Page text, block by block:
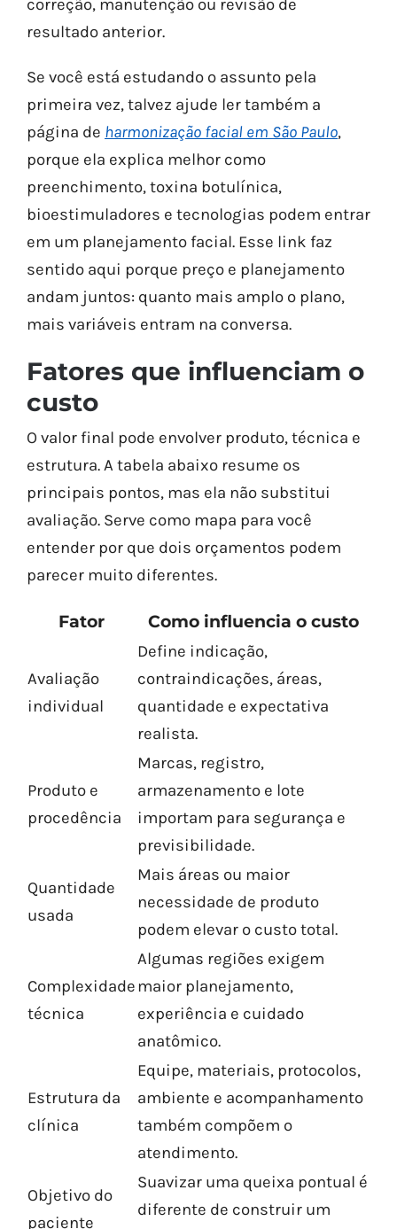
correção, manutenção ou revisão de
resultado anterior.
Se você está estudando o assunto pela
primeira vez, talvez ajude ler também a
página de harmonização facial em São Paulo,
porque ela explica melhor como
preenchimento, toxina botulínica,
bioestimuladores e tecnologias podem entrar
em um planejamento facial. Esse link faz
sentido aqui porque preço e planejamento
andam juntos: quanto mais amplo o plano,
mais variáveis entram na conversa.
Fatores que influenciam o
custo
O valor final pode envolver produto, técnica e
estrutura. A tabela abaixo resume os
principais pontos, mas ela não substitui
avaliação. Serve como mapa para você
entender por que dois orçamentos podem
parecer muito diferentes.
Fator Como influencia o custo
Avaliação
individual
Define indicação,
contraindicações, áreas,
quantidade e expectativa
realista.
Produto e
procedência
Marcas, registro,
armazenamento e lote
importam para segurança e
previsibilidade.
Quantidade
usada
Mais áreas ou maior
necessidade de produto
podem elevar o custo total.
Complexidade
técnica
Algumas regiões exigem
maior planejamento,
experiência e cuidado
anatômico.
Estrutura da
clínica
Equipe, materiais, protocolos,
ambiente e acompanhamento
também compõem o
atendimento.
Objetivo do
paciente
Suavizar uma queixa pontual é
diferente de construir um